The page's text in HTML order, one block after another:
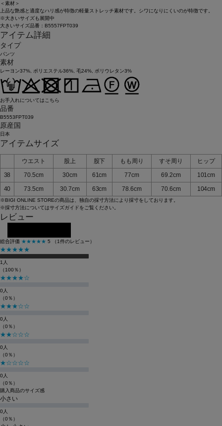
＜素材＞
上品な艶感と適度なハリ感が特徴の軽量ストレッチ素材です。シワになりにくいのが特徴です。
※大きいサイズも展開中
大きいサイズ品番：B5557FPT039
アイテム詳細
タイプ
パンツ
素材
レーヨン37%, ポリエステル36%, 毛24%, ポリウレタン3%
お手入れについてはこちら
品番
B5553FPT039
原産国
日本
アイテムサイズ
ウエスト 股上 股下 もも周り すそ周り
ヒップ
38
70.5cm 30cm 61cm 77cm 69.2cm
101cm
40
73.5cm 30.7cm 63cm 78.6cm 70.6cm 104cm
※BIGI ONLINE STOREの商品は、独自の採寸方法により採寸をしております。
※採寸方法についてはサイズガイドをご覧ください。
レビュー
総合評価 ★★★★★ 5 （1件のレビュー）
★★★★★
1人
（100％）
★★★★☆
0人
（0％）
★★★☆☆
0人
（0％）
★★☆☆☆
0人
（0％）
★☆☆☆☆
0人
（0％）
購入商品のサイズ感
小さい
0人
（0％）